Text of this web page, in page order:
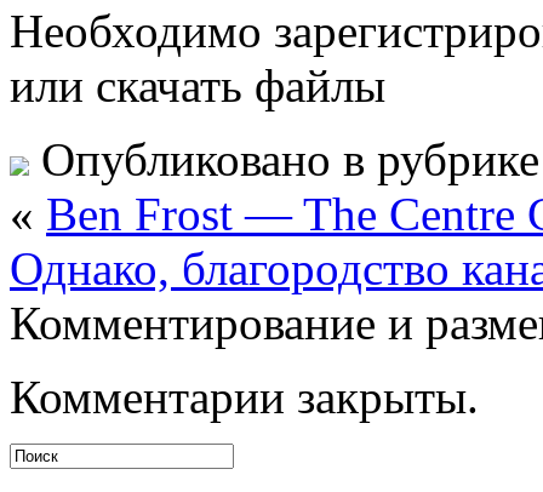
Необходимо
или скачать файлы
Опубликовано в
« Ben Frost — The Centre
Однако, благородство
Комментирование и
Комментарии закрыты.